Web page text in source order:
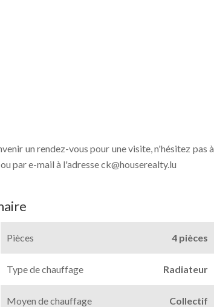
un rendez-vous pour une visite, n'hésitez pas à
par e-mail à l'adresse ck@houserealty.lu
Pièces 4 pièces
Type de chauffage Radiateur
Moyen de chauffage Collectif